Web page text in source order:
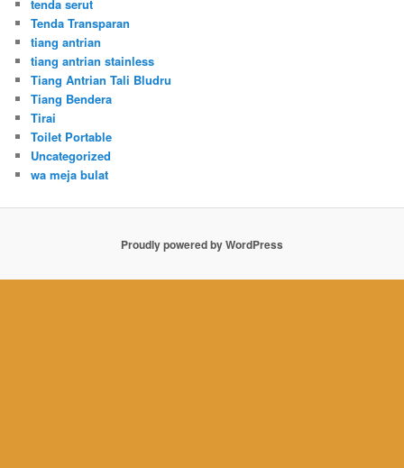
tenda serut
Tenda Transparan
tiang antrian
tiang antrian stainless
Tiang Antrian Tali Bludru
Tiang Bendera
Tirai
Toilet Portable
Uncategorized
wa meja bulat
Proudly powered by WordPress